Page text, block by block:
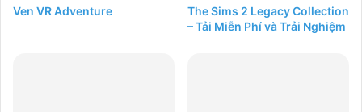
Ven VR Adventure
The Sims 2 Legacy Collection
– Tải Miễn Phí và Trải Nghiệm